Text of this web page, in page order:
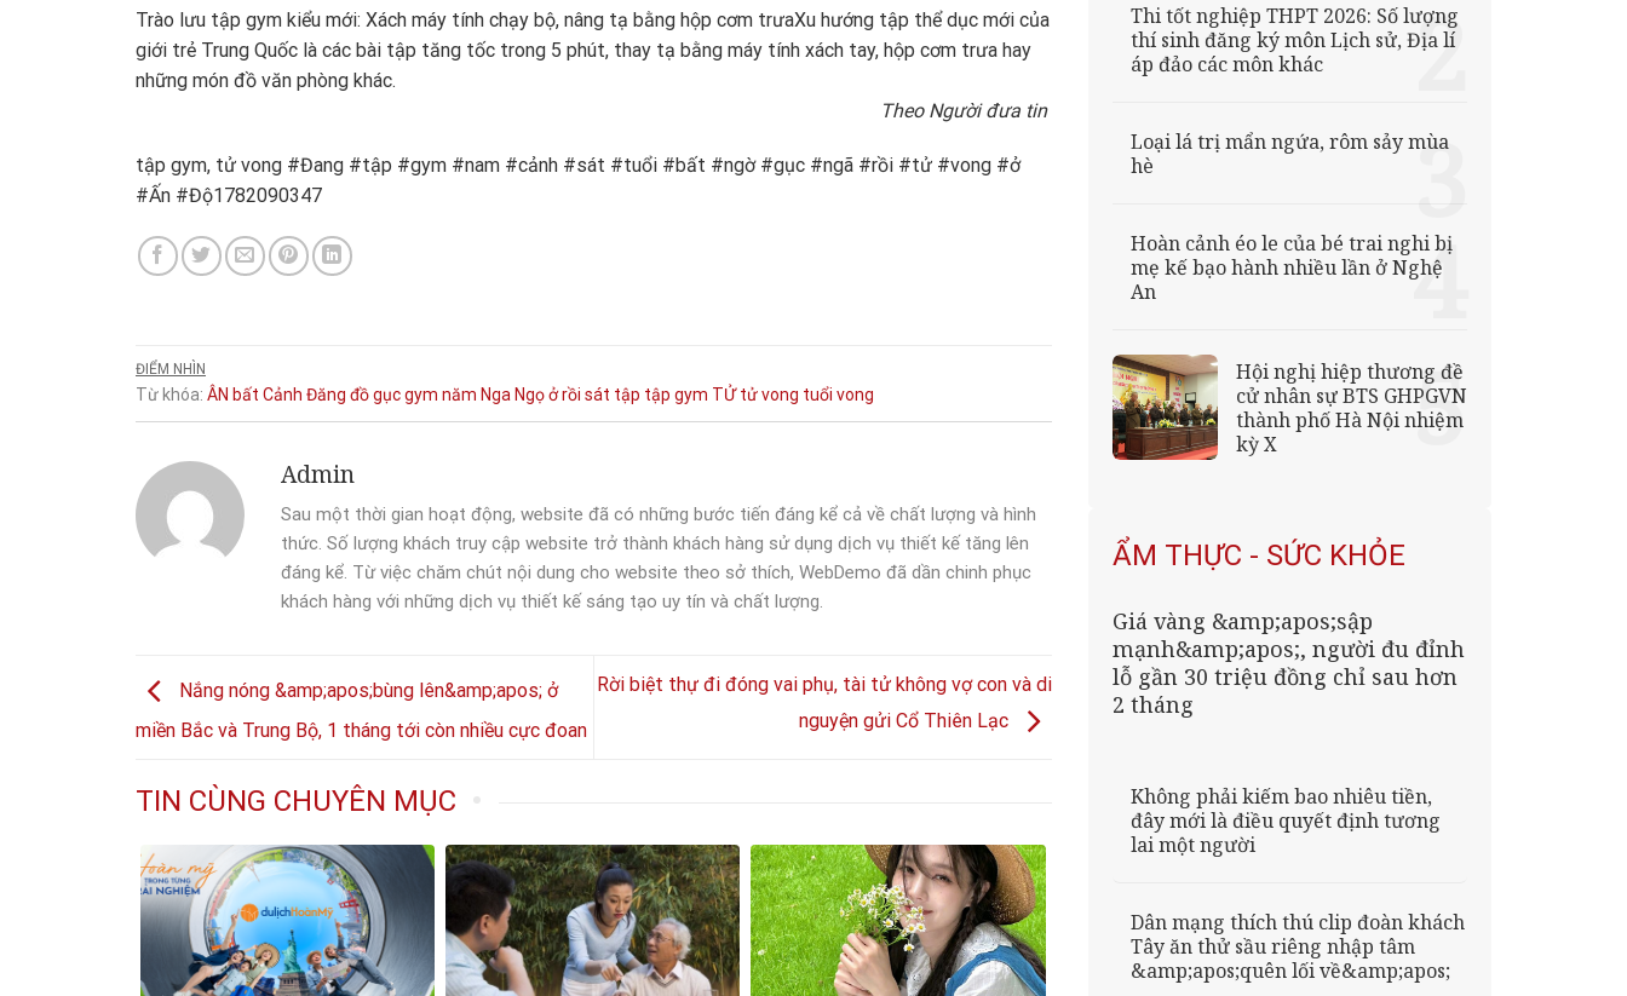
Trào lưu tập gym kiểu mới: Xách máy tính chạy bộ, nâng tạ bằng hộp cơm trưaXu hướng tập thể dục mới của
giới trẻ Trung Quốc là các bài tập tăng tốc trong 5 phút, thay tạ bằng máy tính xách tay, hộp cơm trưa hay
những món đồ văn phòng khác.
Theo Người đưa tin
tập gym, tử vong #Đang #tập #gym #nam #cảnh #sát #tuổi #bất #ngờ #gục #ngã #rồi #tử #vong #ở
#Ấn #Độ1782090347
ĐIỂM NHÌN
Từ khóa: ÂN bất Cảnh Đăng đồgụcgym năm Nga Ngọởrồi sát tập tập gym TỬ tử vong tuổi vong
Admin
Sau một thời gian hoạt động, website đã có những bước tiến đáng kể cả về chất lượng và hình
thức. Số lượng khách truy cập website trở thành khách hàng sử dụng dịch vụ thiết kế tăng lên
đáng kể. Từ việc chăm chút nội dung cho website theo sở thích, WebDemo đã dần chinh phục
khách hàng với những dịch vụ thiết kế sáng tạo uy tín và chất lượng.
Nắng nóng &amp;apos;bùng lên&amp;apos; ở
miền Bắc và Trung Bộ, 1 tháng tới còn nhiều cực đoan
Rời biệt thự đi đóng vai phụ, tài tử không vợ con và di
nguyện gửi Cổ Thiên Lạc
TIN CÙNG CHUYÊN MỤC
Thi tốt nghiệp THPT 2026: Số lượng
thí sinh đăng ký môn Lịch sử, Địa lí
áp đảo các môn khác
Loại lá trị mẩn ngứa, rôm sảy mùa
hè
Hoàn cảnh éo le của bé trai nghi bị
mẹ kế bạo hành nhiều lần ở Nghệ
An
Hội nghị hiệp thương đề
cử nhân sự BTS GHPGVN
thành phố Hà Nội nhiệm
kỳ X
ẨM THỰC - SỨC KHỎE
Giá vàng &amp;apos;sập
mạnh&amp;apos;, người đu đỉnh
lỗ gần 30 triệu đồng chỉ sau hơn
2 tháng
Không phải kiếm bao nhiêu tiền,
đây mới là điều quyết định tương
lai một người
Dân mạng thích thú clip đoàn khách
Tây ăn thử sầu riêng nhập tâm
&amp;apos;quên lối về&amp;apos;